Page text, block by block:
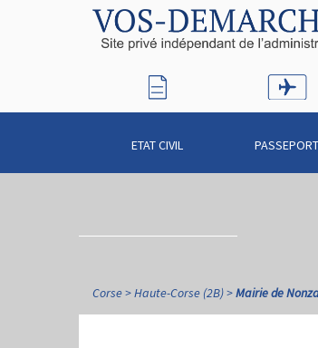
ETAT CIVIL PASSEPORT
Corse Haute-Corse (2B) Mairie de